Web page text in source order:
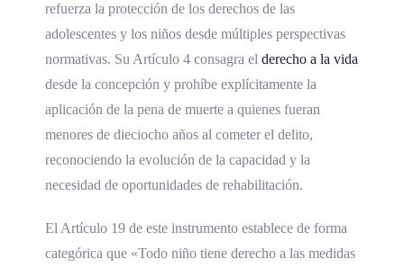
refuerza la protección de los derechos de las
adolescentes y los niños desde múltiples perspectivas
normativas. Su Artículo 4 consagra el derecho a la vida
desde la concepción y prohíbe explícitamente la
aplicación de la pena de muerte a quienes fueran
menores de dieciocho años al cometer el delito,
reconociendo la evolución de la capacidad y la
necesidad de oportunidades de rehabilitación.
El Artículo 19 de este instrumento establece de forma
categórica que «Todo niño tiene derecho a las medidas